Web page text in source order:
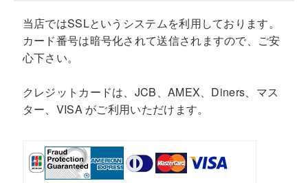
当店ではSSLというシステムを利用しております。
カード番号は暗号化されて送信されますので、ご安
心下さい。
クレジットカードは、JCB、AMEX、Diners、マス
ター、VISA がご利用いただけます。